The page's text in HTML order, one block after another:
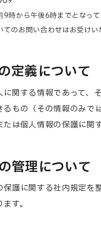
時から午後6時までとなって
のお問い合わせはお受けい
定義について
関する情報であって、
るもの（その情報のみ
は個人情報の保護に関
管理について
保護に関する社内規定を
す。